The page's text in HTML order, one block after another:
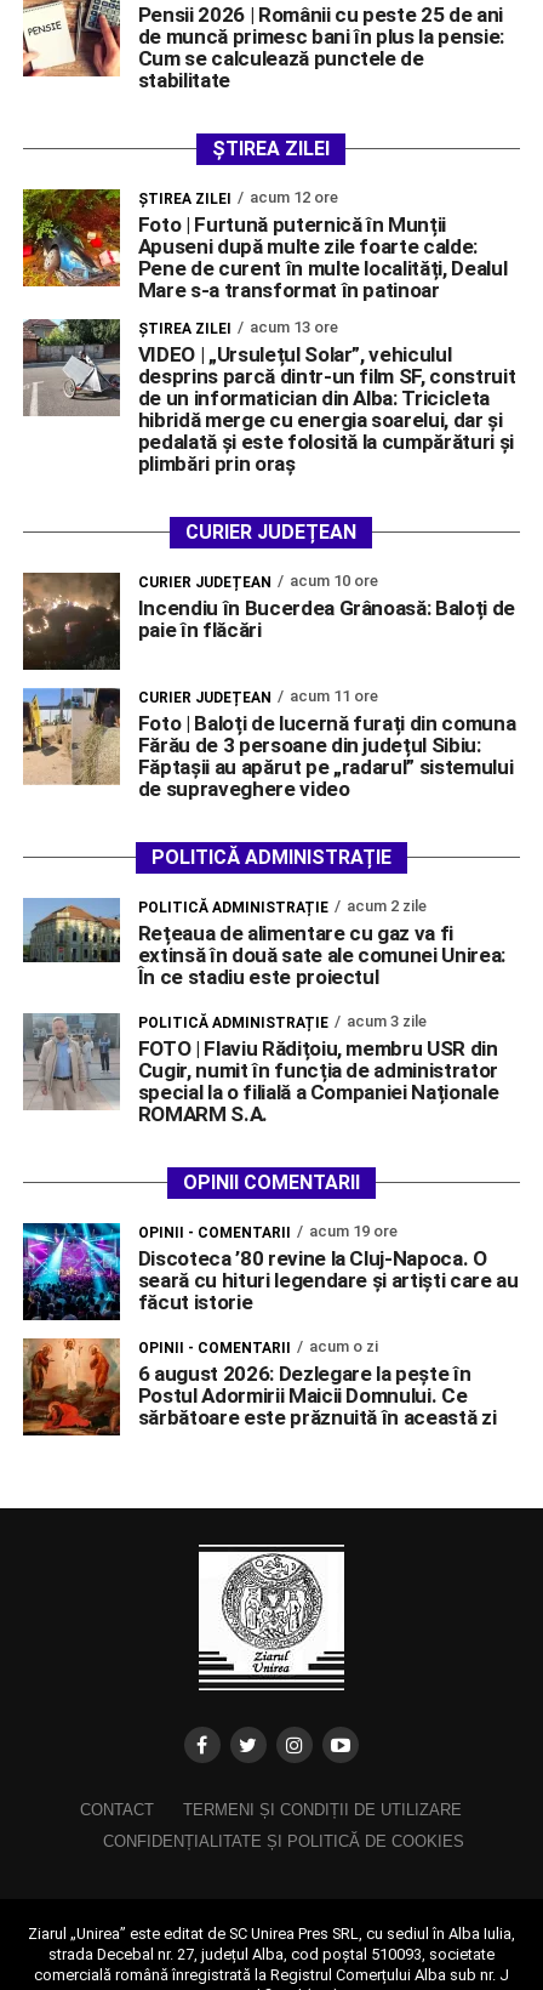
Pensii 2026 | Românii cu peste 25 de ani
de muncă primesc bani în plus la pensie:
Cum se calculează punctele de
stabilitate
ȘTIREA ZILEI
ŞTIREA ZILEI acum 12 ore
Foto | Furtună puternică în Munții
Apuseni după multe zile foarte calde:
Pene de curent în multe localități, Dealul
Mare s-a transformat în patinoar
ŞTIREA ZILEI acum 13 ore
VIDEO | „Ursulețul Solar”, vehiculul
desprins parcă dintr-un film SF, construit
de un informatician din Alba: Tricicleta
hibridă merge cu energia soarelui, dar și
pedalată și este folosită la cumpărături și
plimbări prin oraș
CURIER JUDEȚEAN
CURIER JUDEȚEAN acum 10 ore
Incendiu în Bucerdea Grânoasă: Baloți de
paie în flăcări
CURIER JUDEȚEAN acum 11 ore
Foto | Baloți de lucernă furați din comuna
Fărău de 3 persoane din județul Sibiu:
Făptașii au apărut pe „radarul” sistemului
de supraveghere video
POLITICĂ ADMINISTRAȚIE
POLITICĂ ADMINISTRAȚIE acum 2 zile
Rețeaua de alimentare cu gaz va fi
extinsă în două sate ale comunei Unirea:
În ce stadiu este proiectul
POLITICĂ ADMINISTRAȚIE acum 3 zile
FOTO | Flaviu Rădițoiu, membru USR din
Cugir, numit în funcția de administrator
special la o filială a Companiei Naționale
ROMARM S.A.
OPINII COMENTARII
OPINII - COMENTARII acum 19 ore
Discoteca ’80 revine la Cluj-Napoca. O
seară cu hituri legendare și artiști care au
făcut istorie
OPINII - COMENTARII acum o zi
6 august 2026: Dezlegare la pește în
Postul Adormirii Maicii Domnului. Ce
sărbătoare este prăznuită în această zi
CONTACT
TERMENI ȘI CONDIȚII DE UTILIZARE
CONFIDENȚIALITATE ȘI POLITICĂ DE COOKIES
Ziarul „Unirea” este editat de SC Unirea Pres SRL, cu sediul în Alba Iulia,
strada Decebal nr. 27, județul Alba, cod poștal 510093, societate
comercială română înregistrată la Registrul Comerțului Alba sub nr. J